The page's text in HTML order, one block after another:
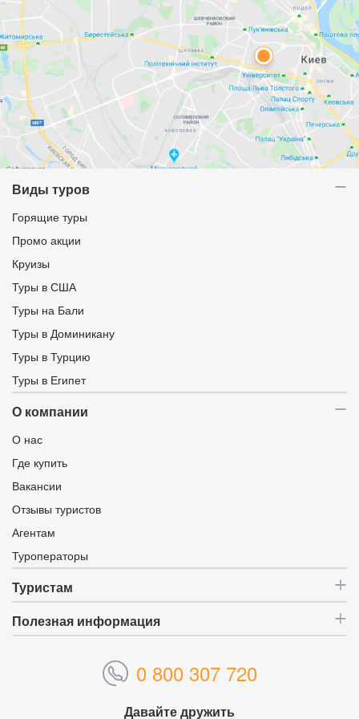
Виды туров
Горящие туры
Промо акции
Круизы
Туры в США
Туры на Бали
Туры в Доминикану
Туры в Турцию
Туры в Египет
О компании
О нас
Где купить
Вакансии
Отзывы туристов
Агентам
Туроператоры
Туристам
Полезная информация
0 800 307 720
Давайте дружить